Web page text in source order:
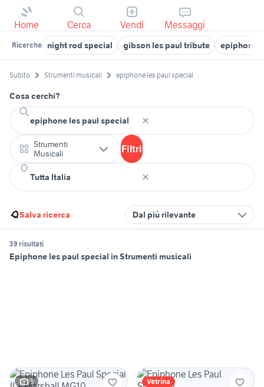
Home Cerca Vendi Messaggi
Ricerche night rod special gibson les paul tribute epiphone
Subito Strumenti musicali epiphone les paul special
Cosa cerchi?
Strumenti
Musicali
Filtri
Salva ricerca Dal più rilevante
39 risultati
Epiphone les paul special in Strumenti musicali
5 Vetrina